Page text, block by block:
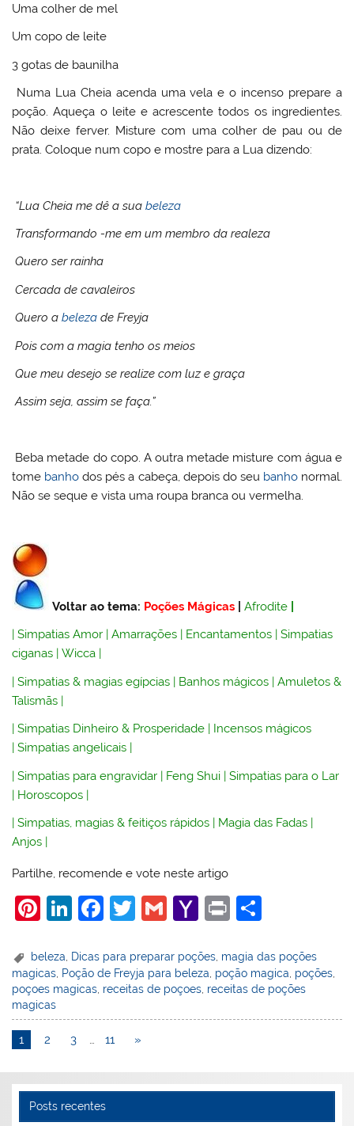
Uma colher de mel
Um copo de leite
3 gotas de baunilha
Numa Lua Cheia acenda uma vela e o incenso prepare a
poção. Aqueça o leite e acrescente todos os ingredientes.
Não deixe ferver. Misture com uma colher de pau ou de
prata. Coloque num copo e mostre para a Lua dizendo:
“Lua Cheia me dê a suabeleza
Transformando -me em um membro da realeza
Quero ser rainha
Cercada de cavaleiros
Quero abeleza de Freyja
Pois com a magia tenho os meios
Que meu desejo se realize com luz e graça
Assim seja, assim se faça.”
Beba metade do copo. A outra metade misture com água e
tome banho dos pés a cabeça, depois do seu banhonormal.
Não se seque e vista uma roupa branca ou vermelha.
Voltar ao tema: Poções Mágicas |Afrodite
|Simpatias Amor |Amarrações Encantamentos |Simpatias
ciganas |Wicca
|Simpatias & magias egípcias | Banhos mágicos |Amuletos &
Talismãs |
|Simpatias Dinheiro & Prosperidade | Incensos mágicos
|Simpatias angelicais |
|Simpatias para engravidar | Feng Shui |Simpatias para o Lar
| Horoscopos |
|Simpatias, magias & feitiços rápidos | Magia das Fadas |
Anjos |
Partilhe, recomende e vote neste artigo
Pi
er
e
st
Li
k
e
n
F
c
e
o
k
T
itt
er
G
ai
l
Y
h
o
l
Pr
t
ar
e
beleza Dicas para preparar poções magia das poções
magicas Poção de Freyja para beleza poção magica poções
poçoes magicas receitas de poçoes receitas de poções
magicas
1 2 3 … 11 »
Posts recentes